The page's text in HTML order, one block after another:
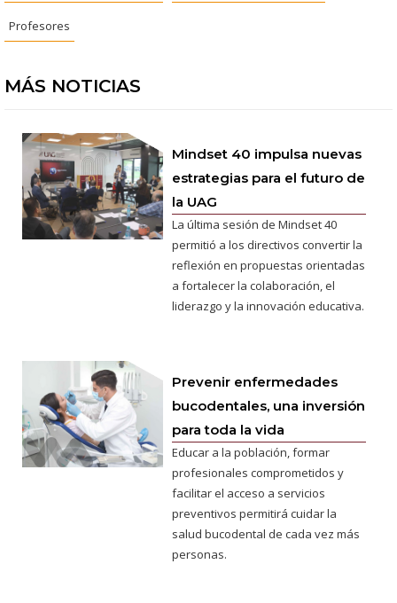
Profesores
MÁS NOTICIAS
Mindset 40 impulsa nuevas
estrategias para el futuro de
la UAG
La última sesión de Mindset 40
permitió a los directivos convertir la
reflexión en propuestas orientadas
a fortalecer la colaboración, el
liderazgo y la innovación educativa.
Prevenir enfermedades
bucodentales, una inversión
para toda la vida
Educar a la población, formar
profesionales comprometidos y
facilitar el acceso a servicios
preventivos permitirá cuidar la
salud bucodental de cada vez más
personas.